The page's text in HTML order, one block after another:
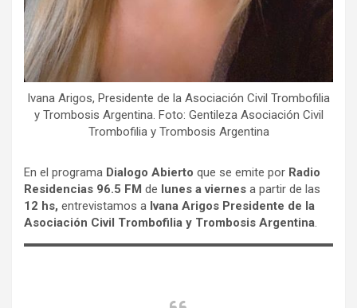
Ivana Arigos, Presidente de la Asociación Civil Trombofilia
y Trombosis Argentina. Foto: Gentileza Asociación Civil
Trombofilia y Trombosis Argentina
En el programa Dialogo Abierto que se emite por Radio
Residencias 96.5 FM de lunes a viernes a partir de las
12 hs, entrevistamos a Ivana Arigos Presidente de la
Asociación Civil Trombofilia y Trombosis Argentina.